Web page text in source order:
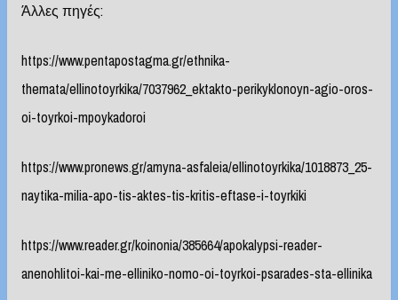
Άλλες πηγές:
https://www.pentapostagma.gr/ethnika-
themata/ellinotoyrkika/7037962_ektakto-perikyklonoyn-agio-oros-
oi-toyrkoi-mpoykadoroi
https://www.pronews.gr/amyna-asfaleia/ellinotoyrkika/1018873_25-
naytika-milia-apo-tis-aktes-tis-kritis-eftase-i-toyrkiki
https://www.reader.gr/koinonia/385664/apokalypsi-reader-
anenohlitoi-kai-me-elliniko-nomo-oi-toyrkoi-psarades-sta-ellinika